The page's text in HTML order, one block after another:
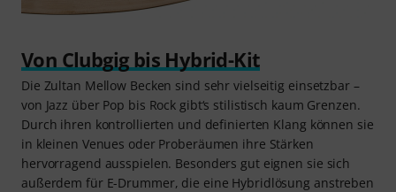
Von Clubgig bis Hybrid-Kit
Die Zultan Mellow Becken sind sehr vielseitig einsetzbar –
von Jazz über Pop bis Rock gibt‘s stilistisch kaum Grenzen.
Durch ihren kontrollierten und definierten Klang können sie
in kleinen Venues oder Proberäumen ihre Stärken
hervorragend ausspielen. Besonders gut eignen sie sich
außerdem für E-Drummer, die eine Hybridlösung anstreben